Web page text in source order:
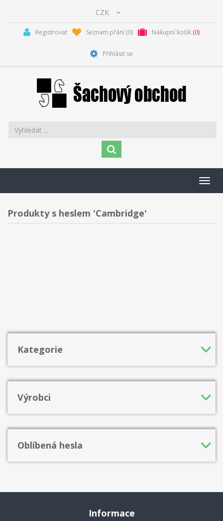
Registrovat Seznam přání (0) Nákupní košík (0)
Přihlásit se
Produkty s heslem 'Cambridge'
Kategorie
Výrobci
Oblíbená hesla
Informace